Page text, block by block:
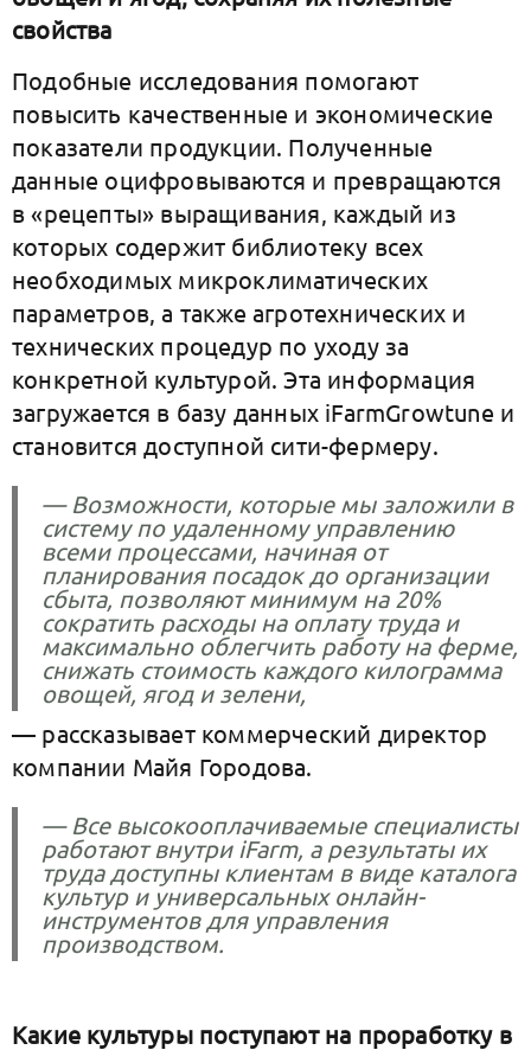
свойства
Подобные исследования помогают
повысить качественные и экономические
показатели продукции. Полученные
данные оцифровываются и превращаются
в «рецепты» выращивания, каждый из
которых содержит библиотеку всех
необходимых микроклиматических
параметров, а также агротехнических и
технических процедур по уходу за
конкретной культурой. Эта информация
загружается в базу данных iFarmGrowtune и
становится доступной сити-фермеру.
— Возможности, которые мы заложили в
систему по удаленному управлению
всеми процессами, начиная от
планирования посадок до организации
сбыта, позволяют минимум на 20%
сократить расходы на оплату труда и
максимально облегчить работу на ферме,
снижать стоимость каждого килограмма
овощей, ягод и зелени,
— рассказывает коммерческий директор
компании Майя Городова.
— Все высокооплачиваемые специалисты
работают внутри iFarm, а результаты их
труда доступны клиентам в виде каталога
культур и универсальных онлайн-
инструментов для управления
производством.
Какие культуры поступают на проработку в